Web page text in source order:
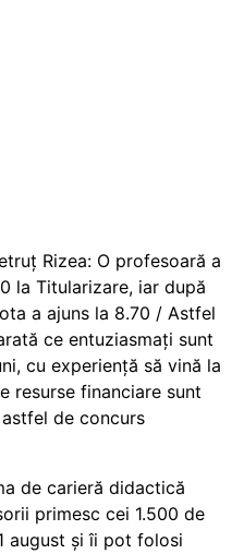
Rizea: O profesoară a
la Titularizare, iar după
a ajuns la 8.70 / Astfel
ce entuziasmați sunt
cu experiență să vină la
resurse financiare sunt
de concurs
de carieră didactică
primesc cei 1.500 de
august și îi pot folosi